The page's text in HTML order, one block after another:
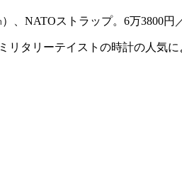
、NATOストラップ。6万3800
リタリーテイストの時計の人気